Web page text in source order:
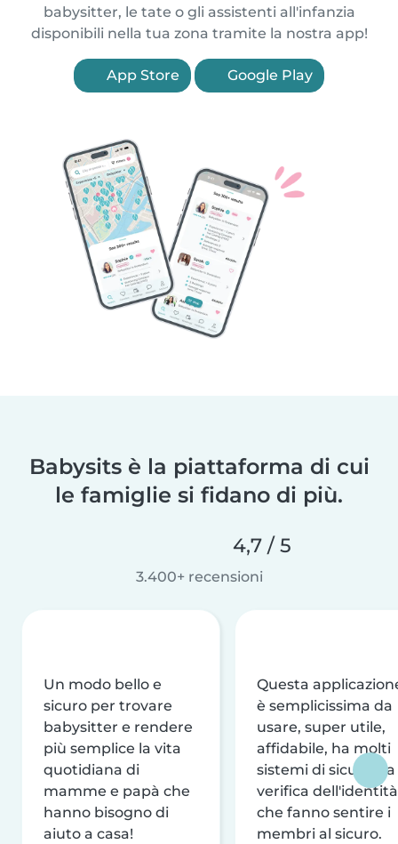
babysitter, le tate o gli assistenti all'infanzia
disponibili nella tua zona tramite la nostra app!
App Store Google Play
Babysits è la piattaforma di cui
le famiglie si fidano di più.
4,7 / 5
3.400+ recensioni
Un modo bello e
sicuro per trovare
babysitter e rendere
più semplice la vita
quotidiana di
mamme e papà che
hanno bisogno di
aiuto a casa!
Questa
è semplicissima da
usare, super utile,
affidabile, ha molti
sistemi di sicurezza
verifica dell'identità
che fanno sentire i
membri al sicuro.